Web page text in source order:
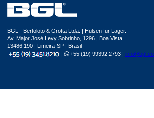
BGL - Bertoloto & Grotta Ltda. | Hülsen für Lager.
Av. Major José Levy Sobrinho, 1296 | Boa Vista
13486.190 | Limeira-SP | Brasil
|
+55 (19) 99392.2793 |